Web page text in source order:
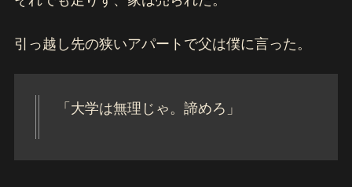
引っ越し先の狭いアパートで父は僕に言った。
「大学は無理じゃ。諦めろ」